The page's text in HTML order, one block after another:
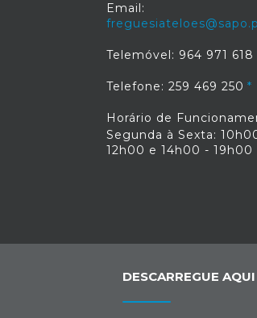
Email:
Telemóvel: 964 971 618
Telefone: 259 469 250
Horário de
Segunda à Sexta:
12h00 e 14h00 - 19h00
DESCARREGUE